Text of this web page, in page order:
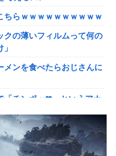
ばすぎる
らたらだった左派、実際に
った結果……
がねのつるぎ買った時』←
象」の韓国人54.3％ 13年
えても調整の時期がおか
プトが変わるほどの調整、
一貫してない」
ちらｗｗｗｗｗｗｗｗｗｗ
クの薄いフィルムって何の
メンを食べたらおじさんに
「チンポッ❤」というアナ
、対面で高須幹弥にブチ